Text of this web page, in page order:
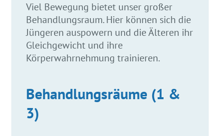
Viel Bewegung bietet unser großer
Behandlungsraum. Hier können sich die
Jüngeren auspowern und die Älteren ihr
Gleichgewicht und ihre
Körperwahrnehmung trainieren.
Behandlungsräume (1 &
3)